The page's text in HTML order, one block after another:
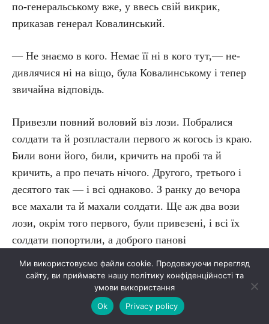
по-генеральському вже, у ввесь свій викрик,
приказав генерал Ковалинський.
— Не знаємо в кого. Немає її ні в кого тут,— не-
дивлячися ні на віщо, була Ковалинському і тепер
звичайна відповідь.
Привезли повний воловий віз лози. Побралися
солдати та й розпластали первого ж когось із краю.
Били вони його, били, кричить на пробі та й
кричить, а про печать нічого. Другого, третього і
десятого так — і всі однаково. З ранку до вечора
все махали та й махали солдати. Ще аж два вози
лози, окрім того первого, були привезені, і всі їх
солдати попортили, а доброго панові
— От які уперті прокляті хахли! — аж лаятися вже
з досади почав був він. Коли ось дійшло діло по
Ми використовуємо файли cookie. Продовжуючи перегляд
сайту, ви приймаєте нашу політику конфіденційності та
умови використання
Ok
Privacy policy